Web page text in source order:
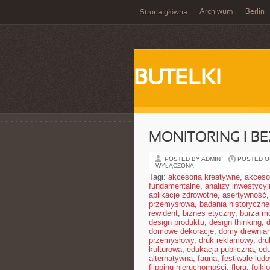
Strona główna Archiwum Berlin
BUTELKI
MONITORING I
POSTED BY ADMIN POSTED
WYŁĄCZONA
Tagi: akcesoria kreatywne,
fundamentalne, analizy
aplikacje zdrowotne, asertywność,
przemysłowa, badania historyczne
rewident, biznes etyczny, burza
design produktu, design thinking,
domowe dekoracje, domy
przemysłowy, druk reklamowy,
kulturowa, edukacja publiczna,
alternatywna, fauna, festiwale
flipping nieruchomości, flora,